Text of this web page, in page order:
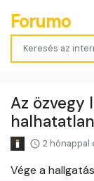
Forumo
Az özvegy
2 hónappal
Vége a